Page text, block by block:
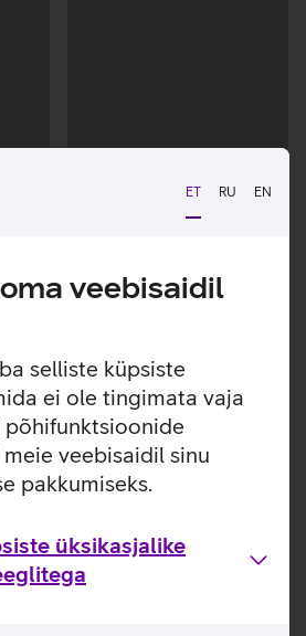
ET RU EN
veebisaidil
selliste küpsiste
ei ole tingimata vaja
veebisaidil sinu
pakkumiseks.
üksikasjalike